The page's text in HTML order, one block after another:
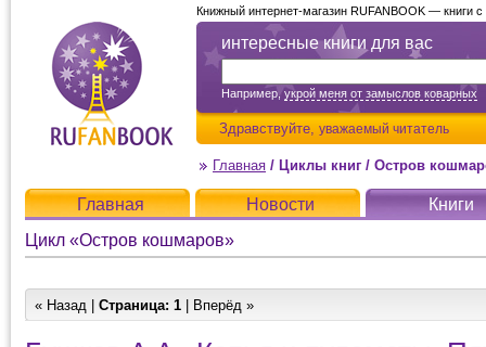
интересные книги для вас
Например,укрой меня от замыслов коварных
Здравствуйте, уважаемый читатель
Книжный интернет-магазин RUFANBOOK — книги
Главная / Циклы книг / Остров
Главная Новости
Книги
Цикл «Остров кошмаров»
« Назад | Страница: 1 | Вперёд »